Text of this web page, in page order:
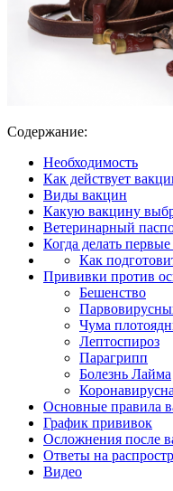
Содержание:
Необходимость
Как действует
Виды вакцин
Какую вакцину
Ветеринарный
Когда делать
Как
Прививки против
Бешенство
Чума
Лептоспироз
Парагрипп
Болезнь Лайма
Основные правила
График прививок
Осложнения после
Ответы на
Видео